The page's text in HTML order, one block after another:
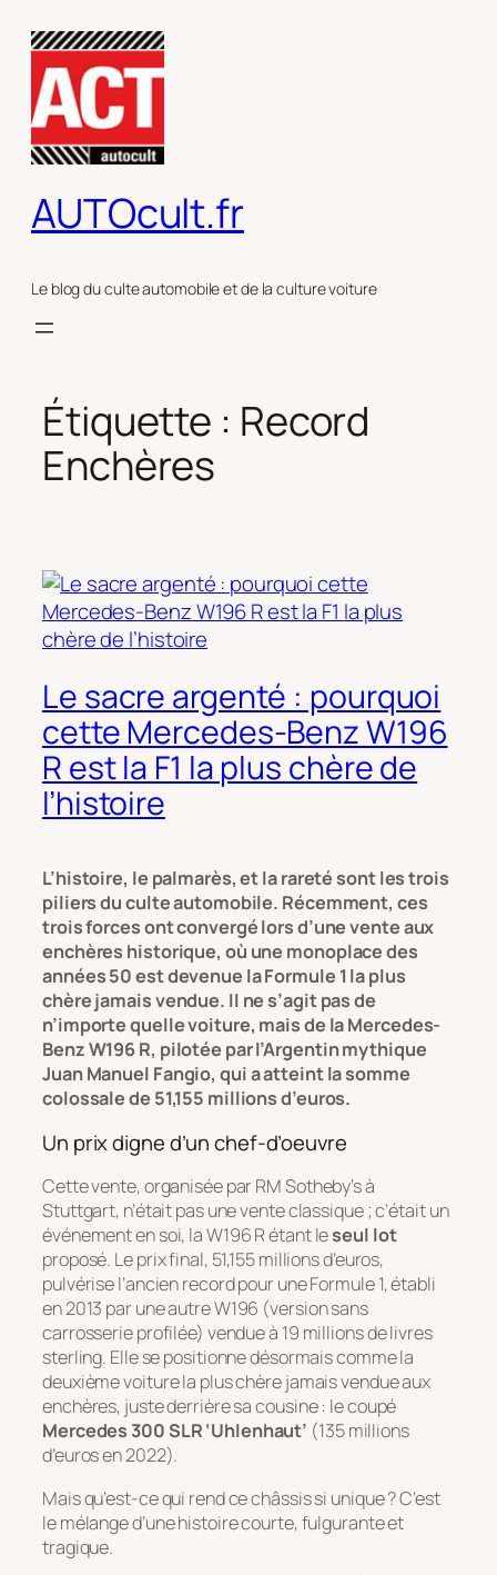
contenu
AUTOcult.fr
Le blog du culte automobile et de la culture voiture
Étiquette : Record
Enchères
Le sacre argenté : pourquoi
cette Mercedes-Benz W196
R est la F1 la plus chère de
l’histoire
L’histoire, le palmarès, et la rareté sont les trois
piliers du culte automobile. Récemment, ces
trois forces ont convergé lors d’une vente aux
enchères historique, où une monoplace des
années 50 est devenue la Formule 1 la plus
chère jamais vendue. Il ne s’agit pas de
n’importe quelle voiture, mais de la Mercedes-
Benz W196 R, pilotée par l’Argentin mythique
Juan Manuel Fangio, qui a atteint la somme
colossale de 51,155 millions d’euros.
Un prix digne d’un chef-d’oeuvre
Cette vente, organisée par RM Sotheby’s à
Stuttgart, n’était pas une vente classique ; c’était un
événement en soi, la W196 R étant leseul lot
proposé. Le prix final, 51,155 millions d’euros,
pulvérise l’ancien record pour une Formule 1, établi
en 2013 par une autre W196 (version sans
carrosserie profilée) vendue à 19 millions de livres
sterling. Elle se positionne désormais comme la
deuxième voiture la plus chère jamais vendue aux
enchères, juste derrière sa cousine : le coupé
Mercedes 300 SLR ‘Uhlenhaut’ (135 millions
d’euros en 2022).
Mais qu’est-ce qui rend ce châssis si unique ? C’est
le mélange d’une histoire courte, fulgurante et
tragique.